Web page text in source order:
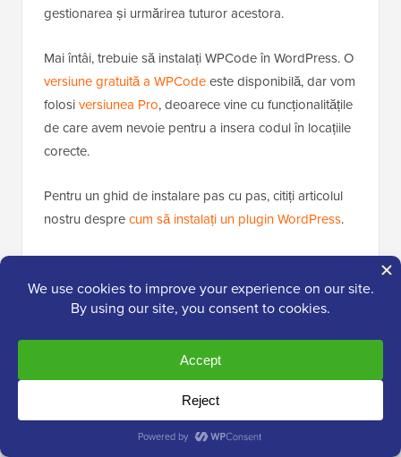
gestionarea și urmărirea tuturor acestora.
Mai întâi, trebuie să instalați WPCode în WordPress. O
versiune gratuită a WPCodeeste disponibilă, dar vom
folosiversiunea Pro, deoarece vine cu funcționalitățile
de care avem nevoie pentru a insera codul în locațiile
corecte.
Pentru un ghid de instalare pas cu pas, citiți articolul
nostru desprecum să instalați un plugin WordPress.
După activarea pluginului, trebuie să accesațiCode
treceți cu mouse-ul peste „Add Your Custom Code
(New Snippet)” și faceți clic pe „+ Add Custom